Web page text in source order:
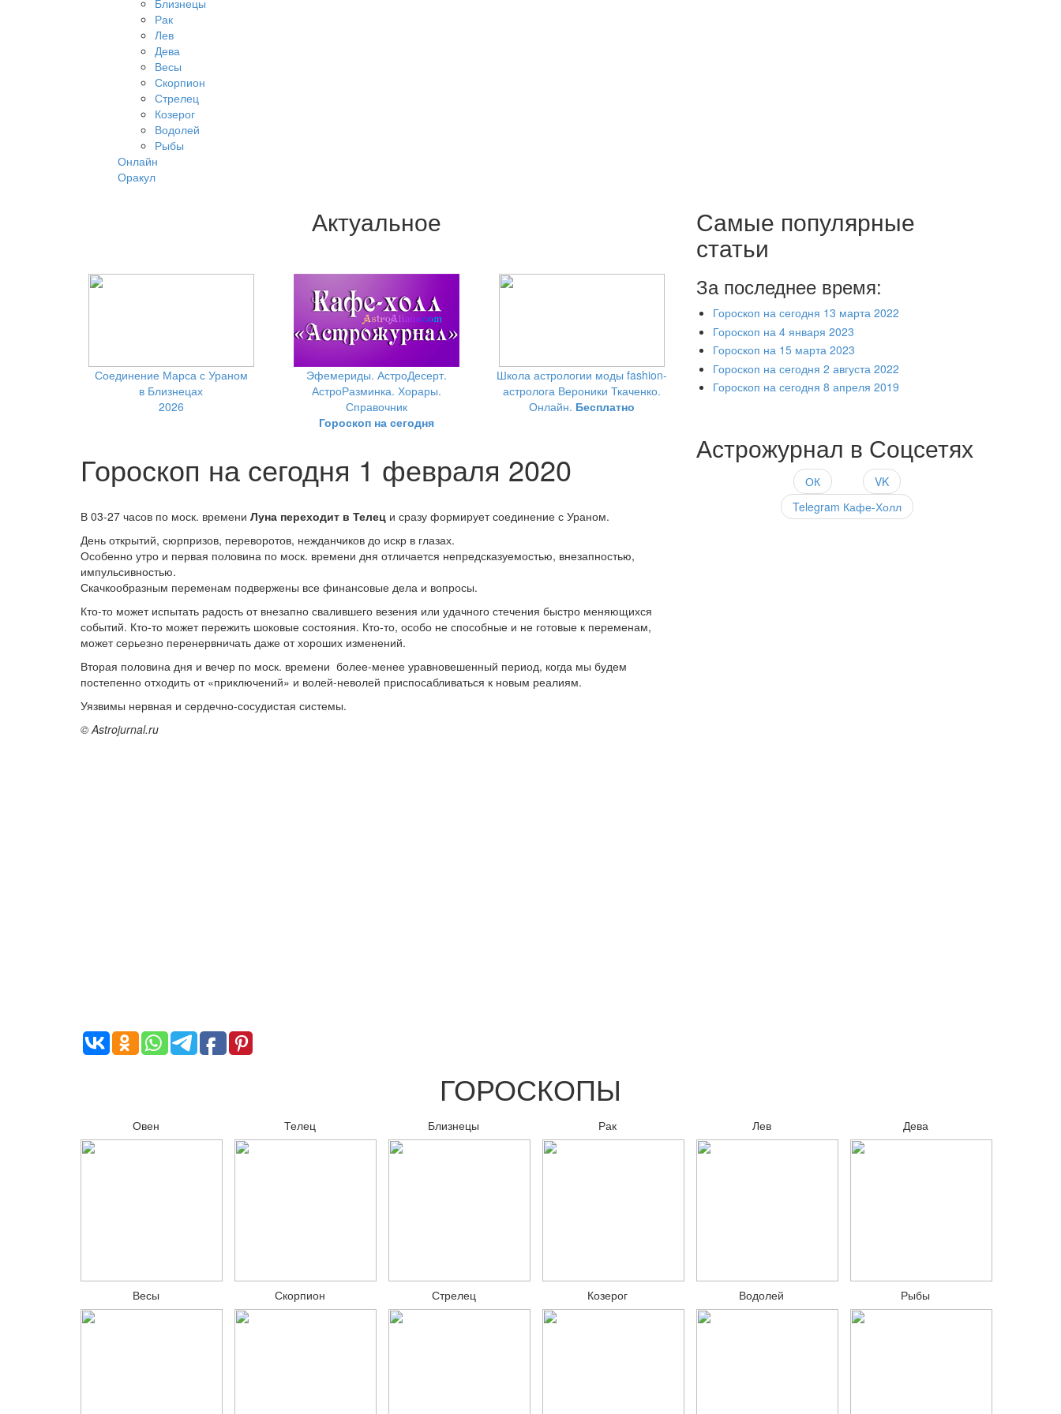
Близнецы
Рак
Лев
Дева
Весы
Скорпион
Стрелец
Козерог
Водолей
Рыбы
Онлайн
Оракул
Актуальное
Соединение Марса с Ураном
в Близнецах
2026
Эфемериды. АстроДесерт.
АстроРазминка. Хорары.
Справочник
Гороскоп на сегодня
Школа астрологии моды fashion-
астролога Вероники Ткаченко.
Онлайн. Бесплатно
Гороскоп на сегодня 1 февраля 2020
В 03-27 часов по моск. времени Луна переходит в Телец и сразу формирует соединение с Ураном.
День открытий, сюрпризов, переворотов, нежданчиков до искр в глазах.
Особенно утро и первая половина по моск. времени дня отличается непредсказуемостью, внезапностью,
импульсивностью.
Скачкообразным переменам подвержены все финансовые дела и вопросы.
Кто-то может испытать радость от внезапно свалившего везения или удачного стечения быстро меняющихся
событий. Кто-то может пережить шоковые состояния. Кто-то, особо не способные и не готовые к переменам,
может серьезно перенервничать даже от хороших изменений.
Вторая половина дня и вечер по моск. времени более-менее уравновешенный период, когда мы будем
постепенно отходить от «приключений» и волей-неволей приспосабливаться к новым реалиям.
Уязвимы нервная и сердечно-сосудистая системы.
© Astrojurnal.ru
Самые популярные
статьи
За последнее время:
Гороскоп на сегодня 13 марта 2022
Гороскоп на 4 января 2023
Гороскоп на 15 марта 2023
Гороскоп на сегодня 2 августа 2022
Гороскоп на сегодня 8 апреля 2019
Астрожурнал в Соцсетях
ОК
VK
Telegram Кафе-Холл
ГОРОСКОПЫ
Овен Телец Близнецы Рак Лев Дева
Весы Скорпион Стрелец Козерог Водолей Рыбы